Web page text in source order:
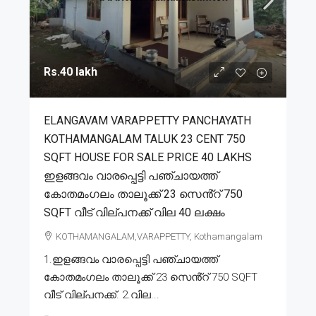
Rs.40 lakh
ELANGAVAM VARAPPETTY PANCHAYATH
KOTHAMANGALAM TALUK 23 CENT 750
SQFT HOUSE FOR SALE PRICE 40 LAKHS
ഇളങ്ങവം വാരപ്പെട്ടി പഞ്ചായത്ത്
കോതമംഗലം താലൂക്ക് 23 സെൻ്റ് 750
SQFT വീട് വില്പനക്ക് വില 40 ലക്ഷം
KOTHAMANGALAM,VARAPPETTY, Kothamangalam
1.ഇളങ്ങവം വാരപ്പെട്ടി പഞ്ചായത്ത്
കോതമംഗലം താലൂക്ക് 23 സെൻ്റ് 750 SQFT
വീട് വില്പനക്ക്. 2.വില...